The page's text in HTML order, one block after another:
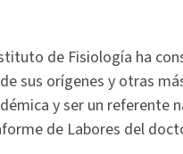
de Fisiología ha
sus orígenes y otras
y ser un referente
de Labores del